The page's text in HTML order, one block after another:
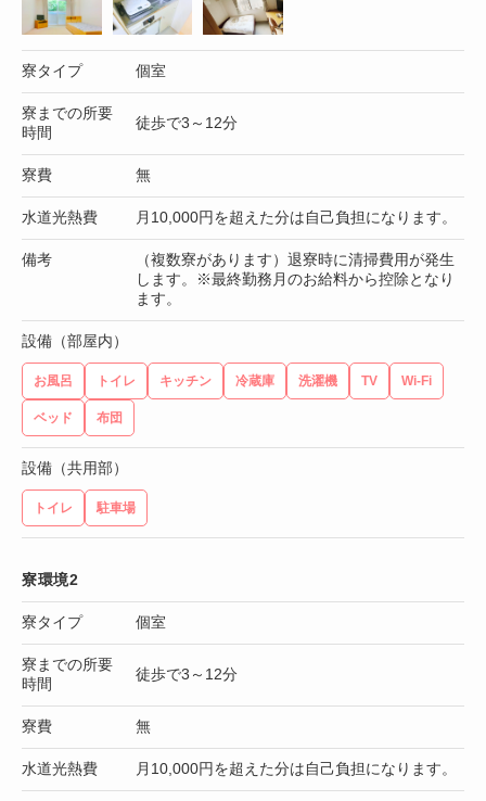
寮タイプ 個室
寮までの所要
時間
徒歩で3～12分
寮費 無
水道光熱費 月10,000円を超えた分は自己負担になります。
備考
（複数寮があります）退寮時に清掃費用が発生
します。※最終勤務月のお給料から控除となり
ます。
設備（部屋内）
お風呂 トイレ キッチン 冷蔵庫 洗濯機 TV Wi-Fi
ベッド 布団
設備（共用部）
トイレ 駐車場
寮環境2
寮タイプ 個室
寮までの所要
時間
徒歩で3～12分
寮費 無
水道光熱費 月10,000円を超えた分は自己負担になります。